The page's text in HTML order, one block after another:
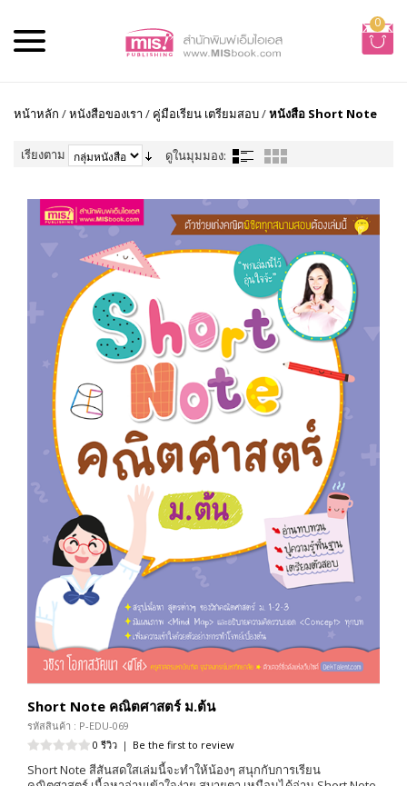
0
หน้าหลัก /หนังสือของเรา / คู่มือเรียน เตรียมสอบ/หนังสือ Short Note
เรียงตาม ดูในมุมมอง:
Short Note คณิตศาสตร์ ม.ต้น
รหัสสินค้า : P-EDU-069
0 รีวิว | Be the first to review
Short Note สีสันสดใสเล่มนี้จะทำให้น้องๆ สนุกกับการเรียน